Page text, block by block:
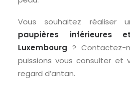
Vous souhaitez réaliser
paupières inférieures
Luxembourg ? Contactez-
puissions vous consulter et
regard d’antan.